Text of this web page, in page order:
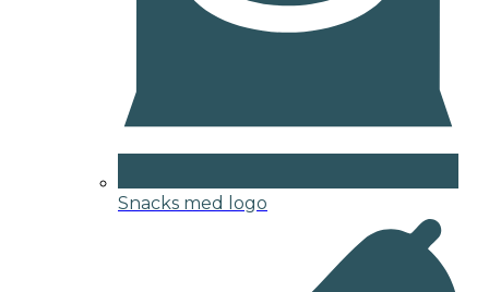
Snacks med logo